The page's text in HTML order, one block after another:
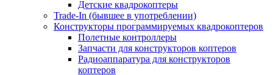
Детские квадрокоптеры
Trade-In (бывшее в употреблении)
Конструкторы программируемых квадрокоптеров
Полетные контроллеры
Запчасти для конструкторов коптеров
Радиоаппаратура для конструкторов
коптеров